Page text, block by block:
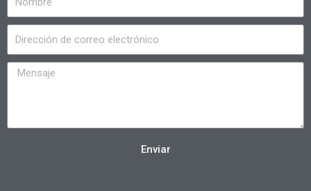
Enviar